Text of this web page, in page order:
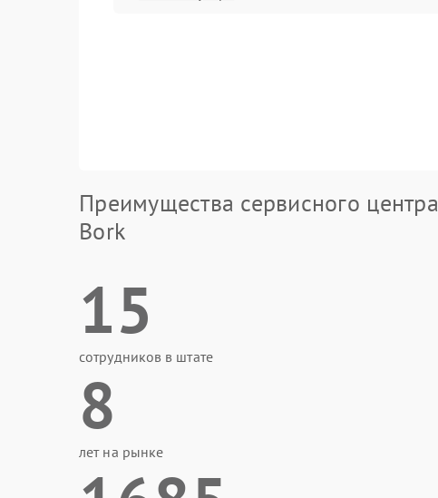
Преимущества сервисного центра
Bork
15
сотрудников в штате
8
лет на рынке